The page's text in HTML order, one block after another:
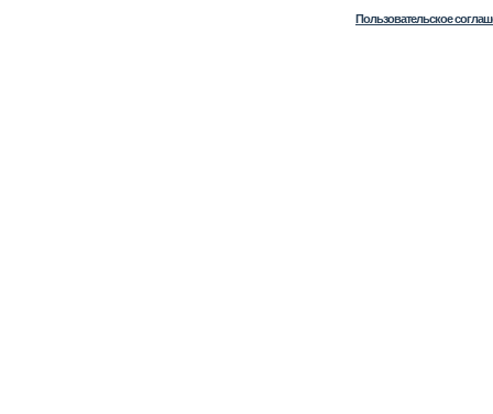
Пользовательское